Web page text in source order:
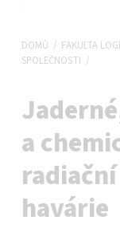
DOMŮ / FAKULTA
SPOLEČNOSTI /
a
havárie